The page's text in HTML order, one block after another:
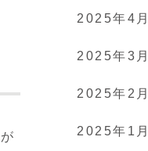
2025年4月
2025年3月
2025年2月
2025年1月